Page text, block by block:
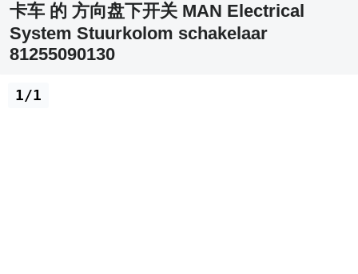
卡车 的 方向盘下开关 MAN Electrical
System Stuurkolom schakelaar
81255090130
1/1